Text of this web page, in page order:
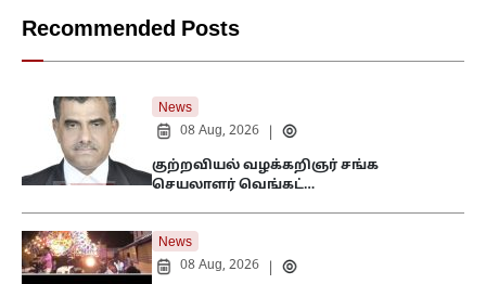
Recommended Posts
News
08 Aug, 2026
குற்றவியல் வழக்கறிஞர் சங்க
செயலாளர் வெங்கட்…
News
08 Aug, 2026